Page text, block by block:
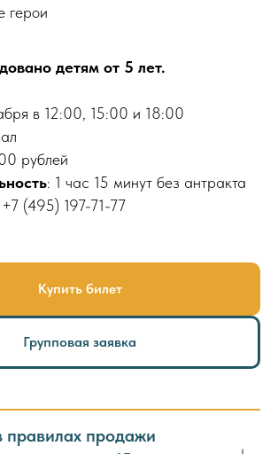
герои
детям от 5 лет.
в 12:00, 15:00 и 18:00
рублей
: 1 час 15 минут без антракта
+7 (495) 197-71-77
Купить билет
Групповая заявка
продажи